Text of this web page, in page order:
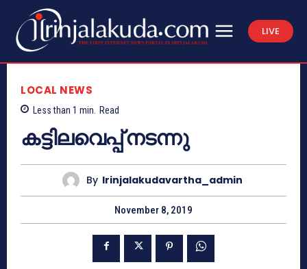
LIVE
LOCAL NEWS
Less than 1 min. Read
കട്ടിലവെപ്പ് നടന്നു
By Irinjalakudavartha_admin
November 8, 2019